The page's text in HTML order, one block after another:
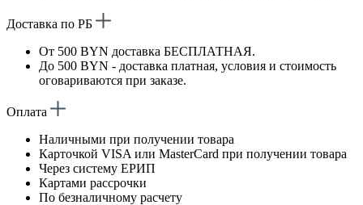
Доставка по РБ
От 500 BYN доставка БЕСПЛАТНАЯ.
До 500 BYN - доставка платная, условия и стоимость
оговариваются при заказе.
Оплата
Наличными при получении товара
Карточкой VISA или MasterCard при получении товара
Через систему ЕРИП
Картами рассрочки
По безналичному расчету